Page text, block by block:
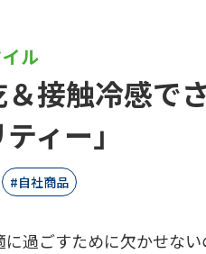
ル
接触冷感で
ィー」
自社商品
過ごすために欠かせない